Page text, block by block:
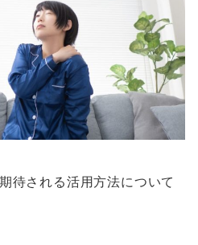
待される活用方法について